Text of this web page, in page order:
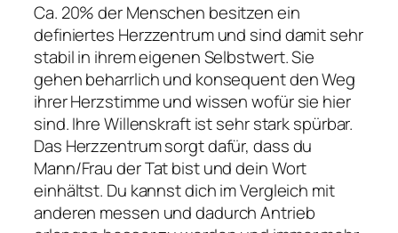
Ca. 20% der Menschen besitzen ein
definiertes Herzzentrum und sind damit sehr
stabil in ihrem eigenen Selbstwert. Sie
gehen beharrlich und konsequent den Weg
ihrer Herzstimme und wissen wofür sie hier
sind. Ihre Willenskraft ist sehr stark spürbar.
Das Herzzentrum sorgt dafür, dass du
Mann/Frau der Tat bist und dein Wort
einhältst. Du kannst dich im Vergleich mit
anderen messen und dadurch Antrieb